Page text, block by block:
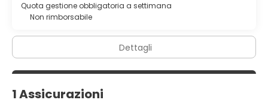
Quota gestione obbligatoria a settimana
Non rimborsabile
Dettagli
1 Assicurazioni